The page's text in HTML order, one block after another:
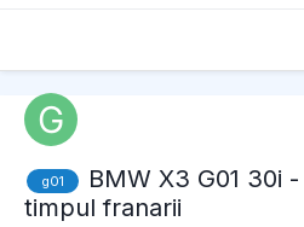
g01
BMW X3 G01 30i
timpul franarii